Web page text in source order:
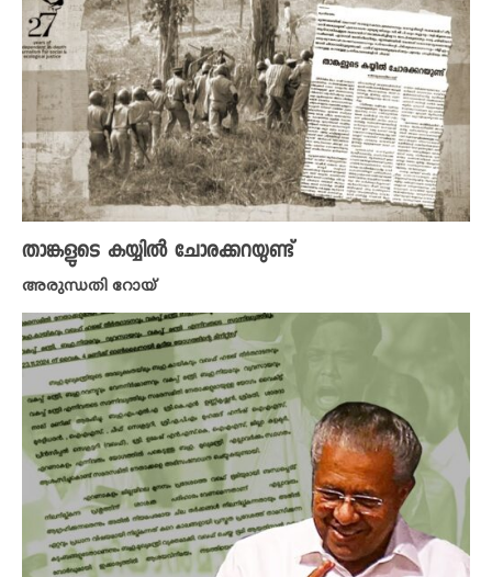
താങ്കളുടെ കയ്യിൽ ചോരക്കറയുണ്ട്
അരുന്ധതി റോയ്